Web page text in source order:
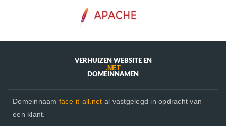
VERHUIZEN WEBSITE EN
.NET
DOMEINNAMEN
Domeinnaam face-it-all.net al vastgelegd in opdracht van
een klant.